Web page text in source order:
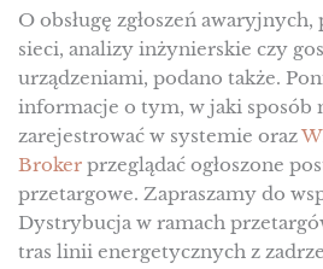
O obsługę zgłoszeń
sieci, analizy inżynierskie czy
urządzeniami, podano także.
informacje o tym, w jaki sposób
zarejestrować w systemie oraz
Brokerprzeglądać ogłoszone
przetargowe. Zapraszamy do
Dystrybucja w ramach
tras linii energetycznych z